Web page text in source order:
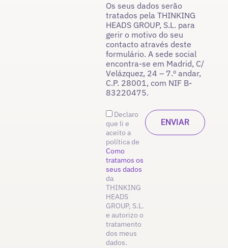
Os seus dados serão
tratados pela THINKING
HEADS GROUP, S.L. para
gerir o motivo do seu
contacto através deste
formulário. A sede social
encontra-se em Madrid, C/
Velázquez, 24 – 7.º andar,
C.P. 28001, com NIF B-
83220475.
Declaro
que li e
aceito a
política de
Como
tratamos os
seus dados
da
THINKING
HEADS
GROUP, S.L.
e autorizo o
tratamento
dos meus
dados.